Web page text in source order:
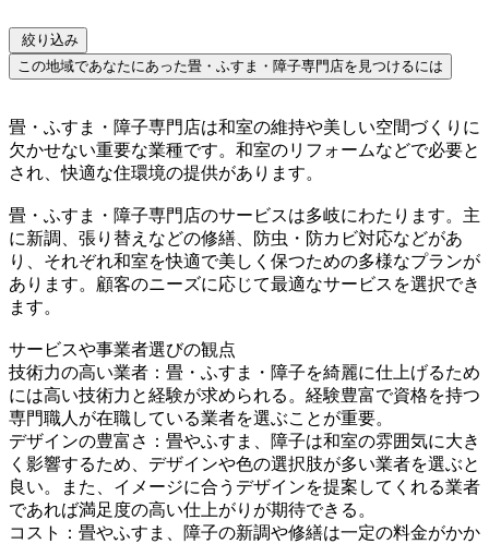
絞り込み
この地域であなたにあった畳・ふすま・障子専門店を見つけるには
畳・ふすま・障子専門店は和室の維持や美しい空間づくりに
欠かせない重要な業種です。和室のリフォームなどで必要と
され、快適な住環境の提供があります。
畳・ふすま・障子専門店のサービスは多岐にわたります。主
に新調、張り替えなどの修繕、防虫・防カビ対応などがあ
り、それぞれ和室を快適で美しく保つための多様なプランが
あります。顧客のニーズに応じて最適なサービスを選択でき
ます。
サービスや事業者選びの観点
技術力の高い業者：畳・ふすま・障子を綺麗に仕上げるため
には高い技術力と経験が求められる。経験豊富で資格を持つ
専門職人が在職している業者を選ぶことが重要。
デザインの豊富さ：畳やふすま、障子は和室の雰囲気に大き
く影響するため、デザインや色の選択肢が多い業者を選ぶと
良い。また、イメージに合うデザインを提案してくれる業者
であれば満足度の高い仕上がりが期待できる。
コスト：畳やふすま、障子の新調や修繕は一定の料金がかか